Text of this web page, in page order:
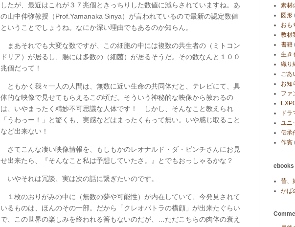
したが、最近はこれが３７兆個ときっちりした数値に減らされていますね。あ
の山中伸弥教授（Prof.Yamanaka Sinya）が言われているので最新の認定数値
ということでしょうね。なにか深い理由でもあるのか知らん。
まあそれでも大変な数ですが、この細胞の中には複数の共生者の（ミトコン
ドリア）が居るし、腸には多数の（細菌）が居るそうだ。その数なんと１００
兆個だって！
ともかく我々一人の人間は、無数に近い生命の共同体だと、テレビにて、具
体的な映像で見せてもらえるこの頃だ。そういう神秘的な映像から教わるの
は、いやまったく精妙不可思議な人体です！ しかし、そんなこと教えられ
「うわっー！」と驚くも、実感などはまったくもって無い。いや感じ取ること
など出来ない！
さてこんな凄い映像情報を、もしもかのレオナルド・ダ・ビンチさんにお見
せ出来たら、『そんなこと私は予想していたさ。』とでもおっしゃるかな？
いやそれは冗談、実は次の話に繋ぎたいのです。
１枚のおりがみの中に（無数の夢や可能性）が内在していて、今発見されて
いるものは、ほんのその一部。だから「クレオパトラの横顔」が出来たぐらい
で、この世界の楽しみを終われる筈もないのだが、…ただこちらの肉体の衰え
素材
図形
おも
教材
書籍
生き
織り
ごあ
お知
ファ
ドラ
ユニ
伝承
作賓
ebooks
昔、
かば